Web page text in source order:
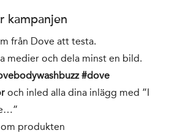
kampanjen
från Dove att testa.
medier och dela minst en bild.
#dove
och inled alla dina inlägg med ”I
om produkten